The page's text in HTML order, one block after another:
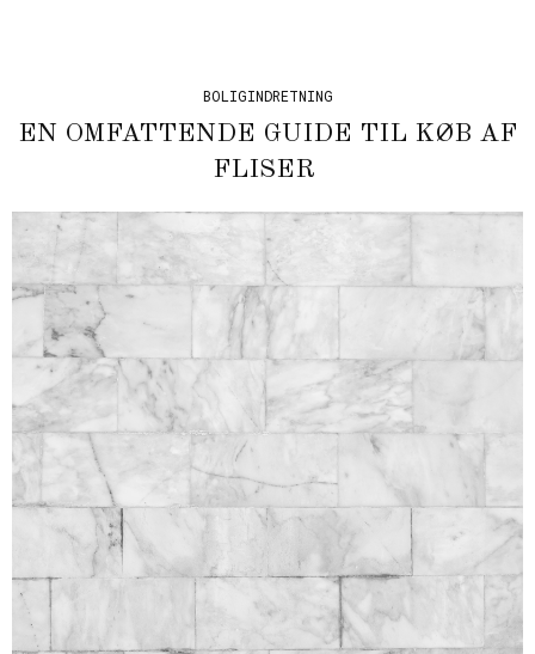
BOLIGINDRETNING
EN OMFATTENDE GUIDE TIL KØB AF
FLISER